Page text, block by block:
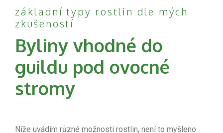
základní typy rostlin dle mých
zkušeností
Byliny vhodné do
guildu pod ovocné
stromy
Níže uvádím různé možnosti rostlin, není to myšleno